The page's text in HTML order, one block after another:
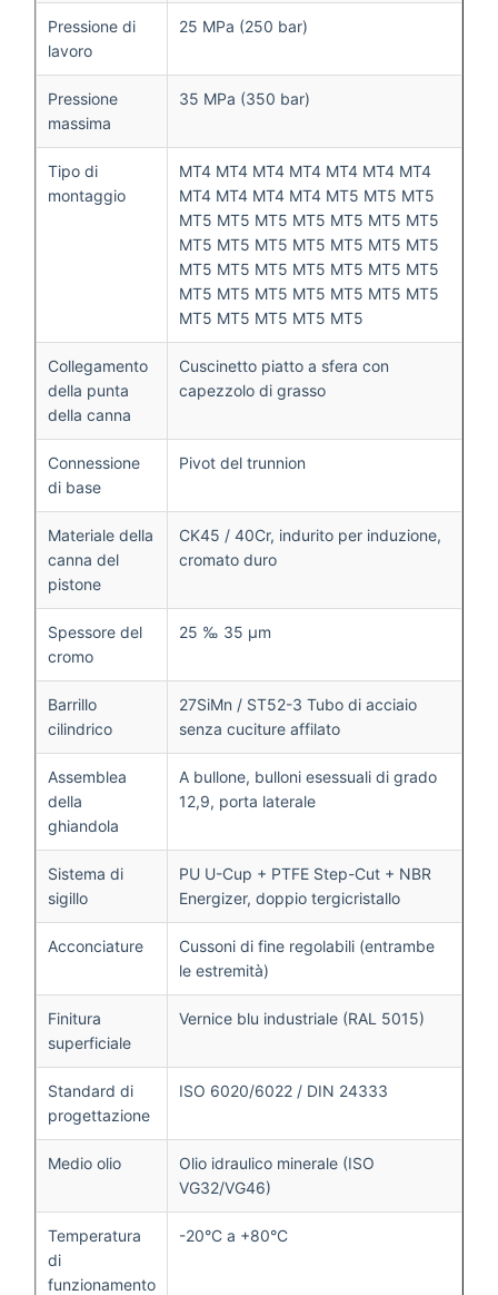
Pressione di
lavoro
25 MPa (250 bar)
Pressione
massima
35 MPa (350 bar)
Tipo di
montaggio
MT4 MT4 MT4 MT4 MT4 MT4 MT4
MT4 MT4 MT4 MT4 MT5 MT5 MT5
MT5 MT5 MT5 MT5 MT5 MT5 MT5
MT5 MT5 MT5 MT5 MT5 MT5 MT5
MT5 MT5 MT5 MT5 MT5 MT5 MT5
MT5 MT5 MT5 MT5 MT5 MT5 MT5
MT5 MT5 MT5 MT5 MT5
Collegamento
della punta
della canna
Cuscinetto piatto a sfera con
capezzolo di grasso
Connessione
di base
Pivot del trunnion
Materiale della
canna del
pistone
CK45 / 40Cr, indurito per induzione,
cromato duro
Spessore del
cromo
25 ‰ 35 μm
Barrillo
cilindrico
27SiMn / ST52-3 Tubo di acciaio
senza cuciture affilato
Assemblea
della
ghiandola
A bullone, bulloni esessuali di grado
12,9, porta laterale
Sistema di
sigillo
PU U-Cup + PTFE Step-Cut + NBR
Energizer, doppio tergicristallo
Acconciature
Cussoni di fine regolabili (entrambe
le estremità)
Finitura
superficiale
Vernice blu industriale (RAL 5015)
Standard di
progettazione
ISO 6020/6022 / DIN 24333
Medio olio
Olio idraulico minerale (ISO
VG32/VG46)
Temperatura
di
funzionamento
-20°C a +80°C